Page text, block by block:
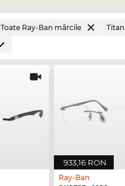
Toate Ray-Ban mărcile Titan
933,16 RON
Ray-Ban